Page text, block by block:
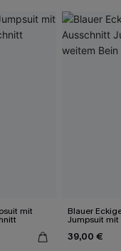
mit Blauer
Jumpsuit
39,00 €